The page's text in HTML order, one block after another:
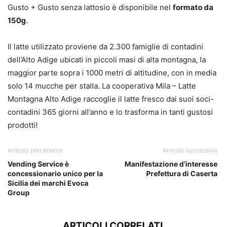
Gusto + Gusto senza lattosio è disponibile nel formato da
150g.
Il latte utilizzato proviene da 2.300 famiglie di contadini
dell’Alto Adige ubicati in piccoli masi di alta montagna, la
maggior parte sopra i 1000 metri di altitudine, con in media
solo 14 mucche per stalla. La cooperativa Mila – Latte
Montagna Alto Adige raccoglie il latte fresco dai suoi soci-
contadini 365 giorni all’anno e lo trasforma in tanti gustosi
prodotti!
Articolo precedente
Vending Service è
concessionario unico per la
Sicilia dei marchi Evoca
Group
Articolo successivo
Manifestazione d’interesse
Prefettura di Caserta